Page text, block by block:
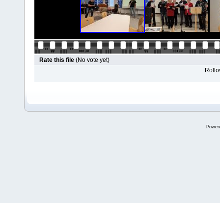
Rate this file (No vote yet)